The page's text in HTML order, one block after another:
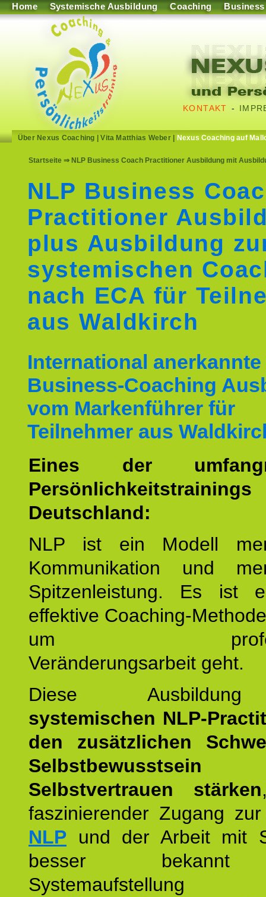
Home Systemische Ausbildung Coaching Business
KONTAKT -
Über Nexus Coaching |Vita Matthias Weber| Nexus Coaching auf
Startseite ⇒ NLP Business Coach Practitioner Ausbildung mit
NLP Business
Practitioner
plus Ausbildung
systemischen
nach ECA für
aus Waldkirch
International anerkannte
Business-Coaching
vom Markenführer für
Teilnehmer aus
Eines der
Deutschland:
NLP ist ein Modell
Kommunikation und
Spitzenleistung. Es ist
effektive Coaching-
um
Veränderungsarbeit geht.
Diese
systemischen NLP-
den zusätzlichen
Selbstvertrauen stärken
faszinierender Zugang
NLP und der Arbeit mit
besser